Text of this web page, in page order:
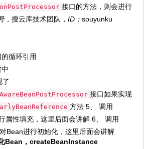
接口的方法，则会进行
，搜云库技术团队，ID：souyunku
循环引用
中
了
接口如果实现
方法 5、 调用
属性填充，这里后面会讲解 6、 调用
Bean进行初始化，这里后面会讲解
Bean，createBeanInstance